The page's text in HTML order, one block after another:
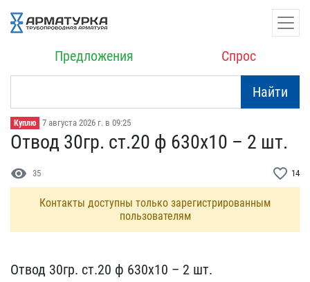
Предложения Спрос
Найти
Куплю 7 августа 2026 г. в 09:25
Отвод 30гр. ст.20 ф 630х​10 – 2 шт.
visibility 35 favorite_border 14
Контакты доступны только зарегистрированным
пользователям
Отвод 30гр. ст.20 ф 630х​10 – 2 шт.